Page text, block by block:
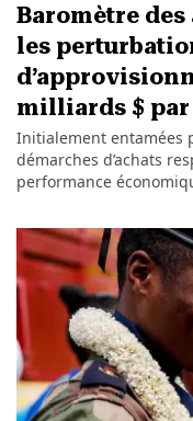
Baromètre des
les
milliards $ par
Initialement entamées
démarches d’achats
performance